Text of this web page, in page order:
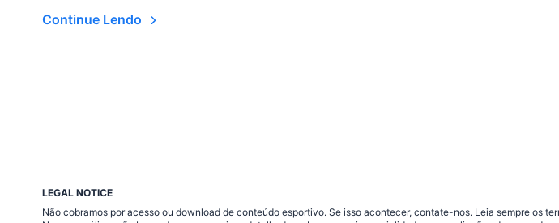
Continue Lendo
LEGAL NOTICE
Não cobramos por acesso ou download de conteúdo esportivo. Se isso acontecer, contate-nos. Leia sempre os